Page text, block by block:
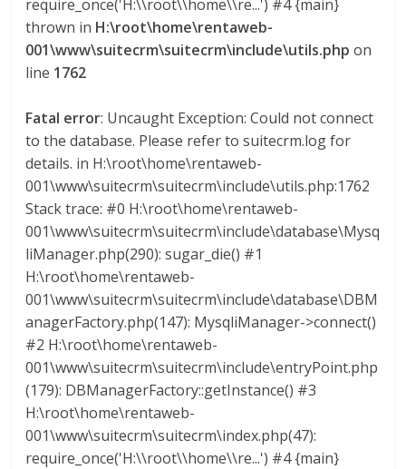
a
r
a
e
n
B
o
require_once('H:\\root\\home\\re...') #4 {main}
thrown in H:\root\home\rentaweb-
001\www\suitecrm\suitecrm\include\utils.php on
line 1762
Fatal error: Uncaught Exception: Could not connect
to the database. Please refer to suitecrm.log for
details. in H:\root\home\rentaweb-
001\www\suitecrm\suitecrm\include\utils.php:1762
Stack trace: #0 H:\root\home\rentaweb-
001\www\suitecrm\suitecrm\include\database\Mysq
liManager.php(290): sugar_die() #1
H:\root\home\rentaweb-
001\www\suitecrm\suitecrm\include\database\DBM
anagerFactory.php(147): MysqliManager->connect()
#2 H:\root\home\rentaweb-
001\www\suitecrm\suitecrm\include\entryPoint.php
(179): DBManagerFactory::getInstance() #3
H:\root\home\rentaweb-
001\www\suitecrm\suitecrm\index.php(47):
require_once('H:\\root\\home\\re...') #4 {main}